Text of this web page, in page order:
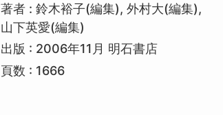
著者 : 鈴木裕子(編集), 外村大(編集), ‎
山下英愛(編集)
出版 : 2006年11月 明石書店
頁数 : 1666